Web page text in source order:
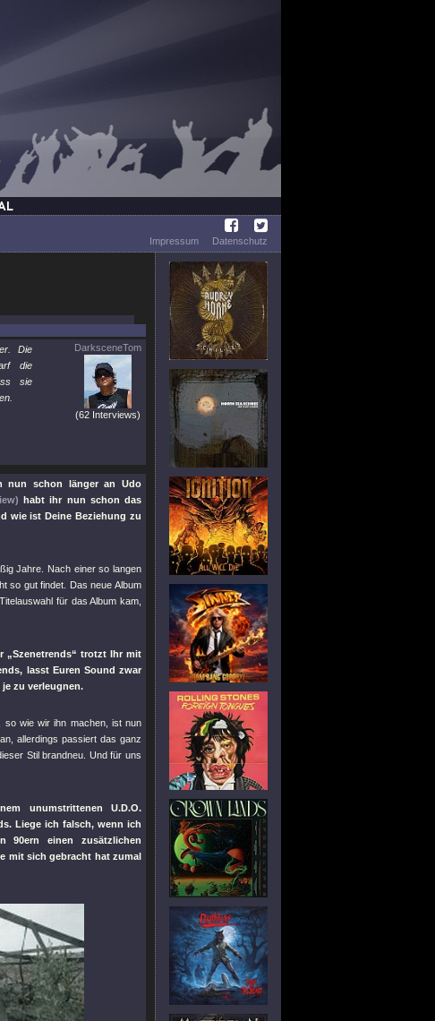
Impressum
Datenschutz
Die
die
sie
DarksceneTom
(62 Interviews)
nun schon länger an Udo
habt ihr nun schon das
wie ist Deine Beziehung zu
Jahre. Nach einer so langen
so gut findet. Das neue Album
für das Album kam,
„Szenetrends“ trotzt Ihr mit
lasst Euren Sound zwar
zu verleugnen.
so wie wir ihn machen, ist nun
allerdings passiert das ganz
Stil brandneu. Und für uns
unumstrittenen U.D.O.
Liege ich falsch, wenn ich
90ern einen zusätzlichen
mit sich gebracht hat zumal